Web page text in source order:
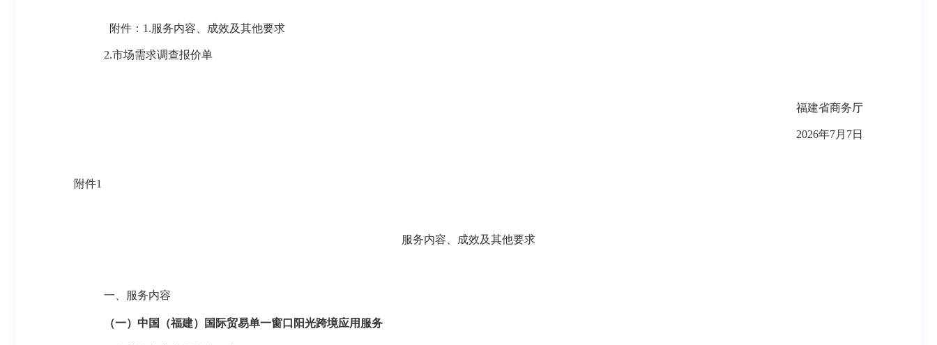
附件：1.服务内容 、成效及其他要求
2.市场需求调查报价单
福建省商务厅
2026年7月 7日
附件1
服务内容、成效及其他要求
一、 服务内容
（一）中国（福建）国际贸易单一窗口阳光跨境应用服务